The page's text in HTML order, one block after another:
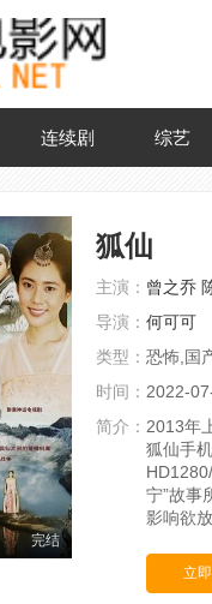
连续剧 综艺
完结
狐仙
主演： 曾之乔
导演： 何可可
类型： 恐怖,国
时间： 2022-
简介： 2013年
狐仙手
宁”故事
影响欲
立